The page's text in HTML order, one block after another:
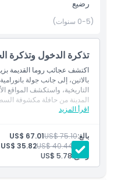
المتضمنات
سياسة الأطفال والبالغين
الاستثناءات
رضيع
(0-5 سنوات)
تذكرة الدخول وتذكرة
اكتشف عجائب روما القديمة
بالاتين، إلى جانب جولة
التاريخية، واستكشف المواقع
المدينة من حافلة مكشوفة
تُنسى!
اقرأ المزيد
بالغ:US$ 75.10
US$ 67.01
طفل: US$ 40.44
US$ 35.82
رضيع:US$ 5.78